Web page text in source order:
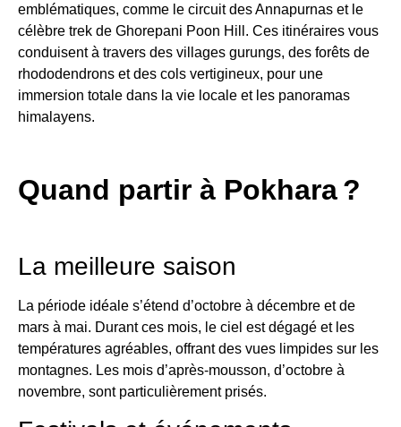
emblématiques, comme le circuit des Annapurnas et le
célèbre trek de Ghorepani Poon Hill. Ces itinéraires vous
conduisent à travers des villages gurungs, des forêts de
rhododendrons et des cols vertigineux, pour une
immersion totale dans la vie locale et les panoramas
himalayens.
Quand partir à Pokhara ?
La meilleure saison
La période idéale s’étend d’octobre à décembre et de
mars à mai. Durant ces mois, le ciel est dégagé et les
températures agréables, offrant des vues limpides sur les
montagnes. Les mois d’après-mousson, d’octobre à
novembre, sont particulièrement prisés.